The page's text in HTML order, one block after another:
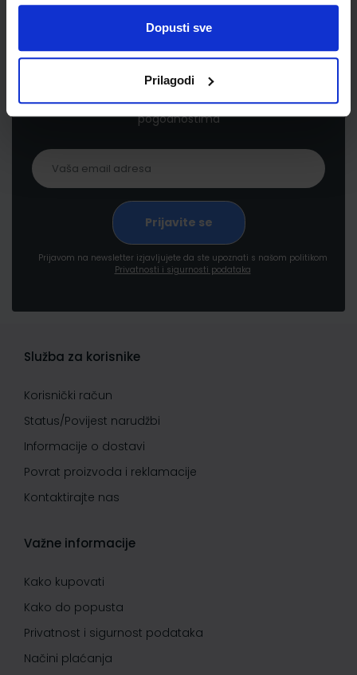
Dopusti sve
Prilagodi
Newsletter prijava
Prijavite se kako bi primali informacije o novim
proizvodima i uslugama, akcijama i drugim
pogodnostima
Prijavom na newsletter izjavljujete da ste upoznati s našom politikom
Privatnosti i sigurnosti podataka
Služba za korisnike
Korisnički račun
Status/Povijest narudžbi
Informacije o dostavi
Povrat proizvoda i reklamacije
Kontaktirajte nas
Važne informacije
Kako kupovati
Kako do popusta
Privatnost i sigurnost podataka
Načini plaćanja